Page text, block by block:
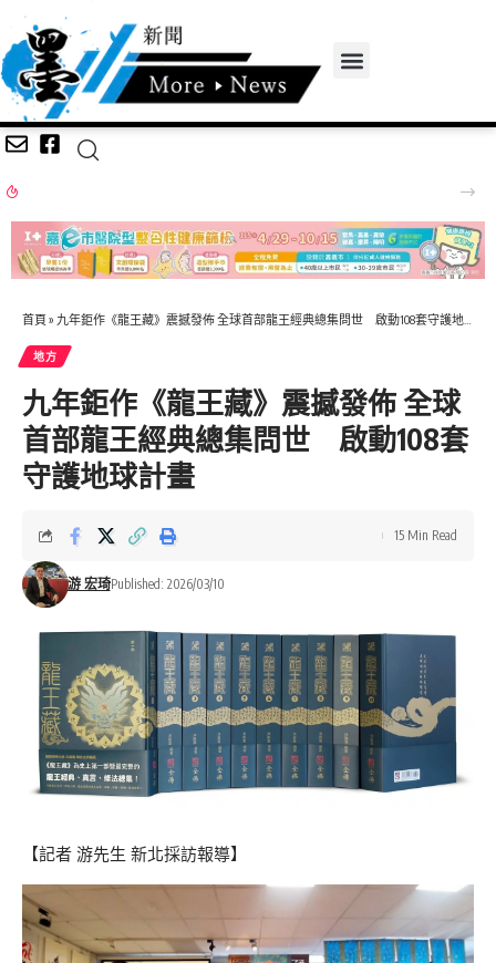
首頁 » 九年鉅作《龍王藏》震撼發佈 全球首部龍王經典總集問世 啟動108套守護地球計畫
地方
九年鉅作《龍王藏》震撼發佈 全球
首部龍王經典總集問世 啟動108套
守護地球計畫
游 宏琦Published: 2026/03/10
15 Min Read
【記者 游先生 新北採訪報導】